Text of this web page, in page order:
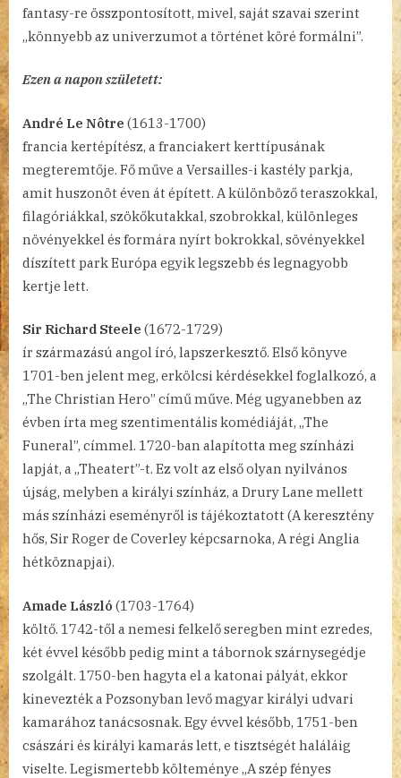
fantasy-re összpontosított, mivel, saját szavai szerint
„könnyebb az univerzumot a történet köré formálni”.
Ezen a napon született:
André Le Nôtre (1613-1700)
francia kertépítész, a franciakert kerttípusának
megteremtője. Fő műve a Versailles-i kastély parkja,
amit huszonöt éven át épített. A különböző teraszokkal,
filagóriákkal, szökőkutakkal, szobrokkal, különleges
növényekkel és formára nyírt bokrokkal, sövényekkel
díszített park Európa egyik legszebb és legnagyobb
kertje lett.
Sir Richard Steele (1672-1729)
ír származású angol író, lapszerkesztő. Első könyve
1701-ben jelent meg, erkölcsi kérdésekkel foglalkozó, a
„The Christian Hero” című műve. Még ugyanebben az
évben írta meg szentimentális komédiáját, „The
Funeral”, címmel. 1720-ban alapította meg színházi
lapját, a „Theatert”-t. Ez volt az első olyan nyilvános
újság, melyben a királyi színház, a Drury Lane mellett
más színházi eseményről is tájékoztatott (A keresztény
hős, Sir Roger de Coverley képcsarnoka, A régi Anglia
hétköznapjai).
Amade László (1703-1764)
költő. 1742-től a nemesi felkelő seregben mint ezredes,
két évvel később pedig mint a tábornok szárnysegédje
szolgált. 1750-ben hagyta el a katonai pályát, ekkor
kinevezték a Pozsonyban levő magyar királyi udvari
kamarához tanácsosnak. Egy évvel később, 1751-ben
császári és királyi kamarás lett, e tisztségét haláláig
viselte. Legismertebb költeménye „A szép fényes